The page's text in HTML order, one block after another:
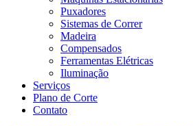
Puxadores
Sistemas de Correr
Madeira
Compensados
Ferramentas Elétricas
Iluminação
Serviços
Plano de Corte
Contato